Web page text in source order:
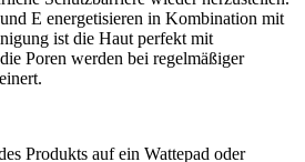
E energetisieren in Kombination mit
ist die Haut perfekt mit
Poren werden bei regelmäßiger
Produkts auf ein Wattepad oder